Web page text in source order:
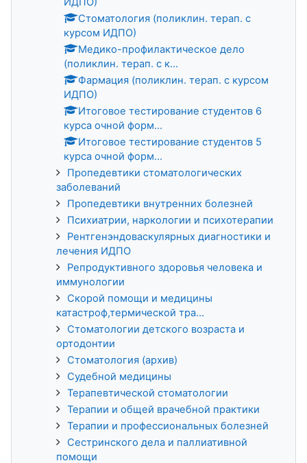
Стоматология (поликлин. терап. с
курсом ИДПО)
Медико-профилактическое дело
(поликлин. терап. с к...
Фармация (поликлин. терап. с курсом
ИДПО)
Итоговое тестирование студентов 6
курса очной форм...
Итоговое тестирование студентов 5
курса очной форм...
Пропедевтики стоматологических
заболеваний
Пропедевтики внутренних болезней
Психиатрии, наркологии и психотерапии
Рентгенэндоваскулярных диагностики и
лечения ИДПО
Репродуктивного здоровья человека и
иммунологии
Скорой помощи и медицины
катастроф,термической тра...
Стоматологии детского возраста и
ортодонтии
Стоматология (архив)
Судебной медицины
Терапевтической стоматологии
Терапии и общей врачебной практики
Терапии и профессиональных болезней
Сестринского дела и паллиативной
помощи